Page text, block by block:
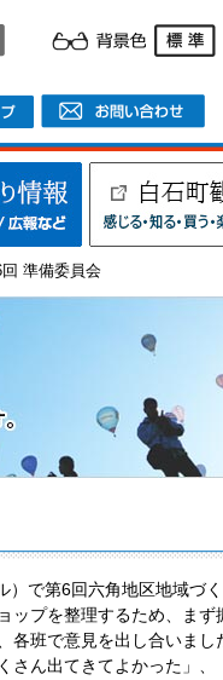
準備委員会
で第6回六角地区地域づ
ップを整理するため、ま
班で意見を出し合いまし
ん出てきてよかった」